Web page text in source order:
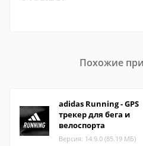
Похожие
adidas Running - GPS
трекер для бега и
велоспорта
Версия: 14.9.0 (85.19 МБ)